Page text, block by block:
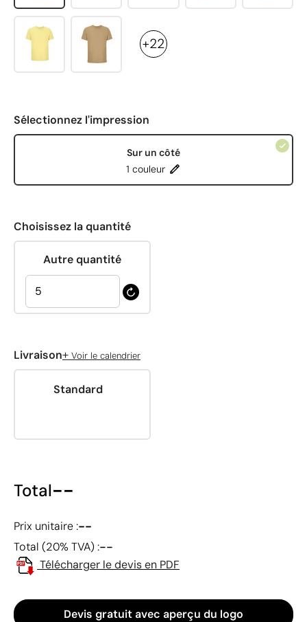
+22
Sélectionnez l'impression
Sur un côté
1 couleur
Choisissez la quantité
Autre quantité
Livraison+ Voir le calendrier
Standard
Total--
Prix unitaire :--
Total (20% TVA) :--
Télécharger le devis en PDF
Devis gratuit avec aperçu du logo